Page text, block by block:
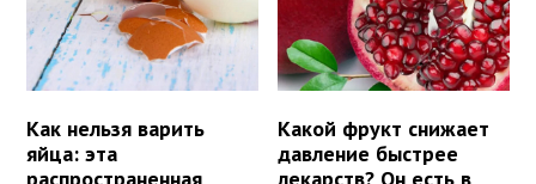
Как нельзя варить
яйца: эта
распространенная
Какой фрукт снижает
давление быстрее
лекарств? Он есть в